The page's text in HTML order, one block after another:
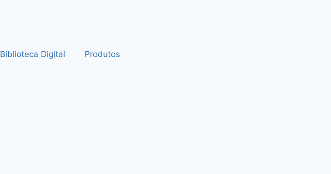
Biblioteca Digital Produtos